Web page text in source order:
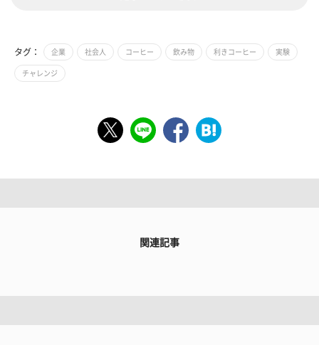
タグ： 企業 社会人 コーヒー 飲み物 利きコーヒー 実験
チャレンジ
関連記事